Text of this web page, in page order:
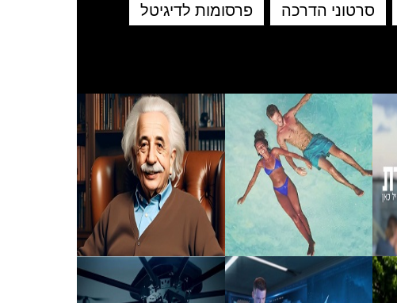
סרטוני הדרכה
פרסומות לדיגיטל